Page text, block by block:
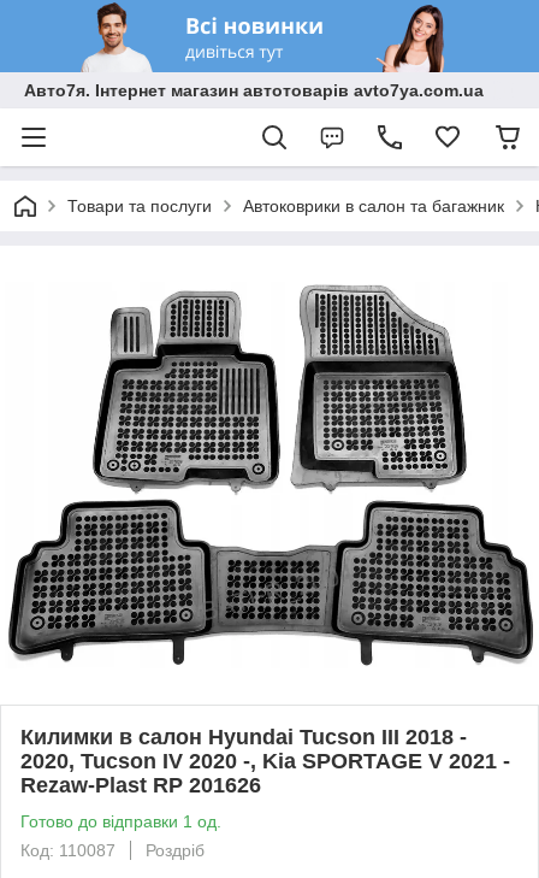
Авто7я. Інтернет магазин автотоварів avto7ya.com.ua
Товари та послуги Автоковрики в салон та багажник
Килимки в салон Hyundai Tucson III 2018 -
2020, Tucson IV 2020 -, Kia SPORTAGE V 2021 -
Rezaw-Plast RP 201626
Готово до відправки 1 од.
Код: 110087
Роздріб